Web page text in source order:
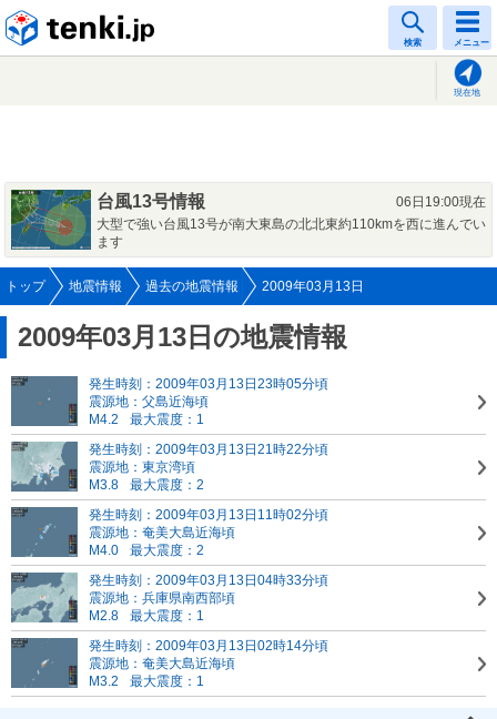
検索 メニュー
現在地
台風13号情報
06日19:00現在
大型で強い台風13号が南大東島の北北東約110kmを西に進んでい
ます
トップ 地震情報 過去の地震情報 2009年03月13日
2009年03月13日の地震情報
発生時刻：2009年03月13日23時05分頃
震源地：父島近海頃
M4.2
最大震度：1
発生時刻：2009年03月13日21時22分頃
震源地：東京湾頃
M3.8
最大震度：2
発生時刻：2009年03月13日11時02分頃
震源地：奄美大島近海頃
M4.0
最大震度：2
発生時刻：2009年03月13日04時33分頃
震源地：兵庫県南西部頃
M2.8
最大震度：1
発生時刻：2009年03月13日02時14分頃
震源地：奄美大島近海頃
M3.2
最大震度：1